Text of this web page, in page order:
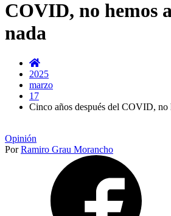
COVID, no hemos
nada
2025
marzo
17
Cinco años después del COVID, no
Opinión
PorRamiro Grau Morancho